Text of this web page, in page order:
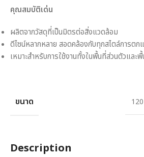
คุณสมบัติเด่น
ผลิตจากวัสดุที่เป็นมิตรต่อสิ่งแวดล้อม
ดีไซน์หลากหลาย สอดคล้องกับทุกสไตล์การตก
เหมาะสำหรับการใช้งานทั้งในพื้นที่ส่วนตัวและ
ขนาด
Description